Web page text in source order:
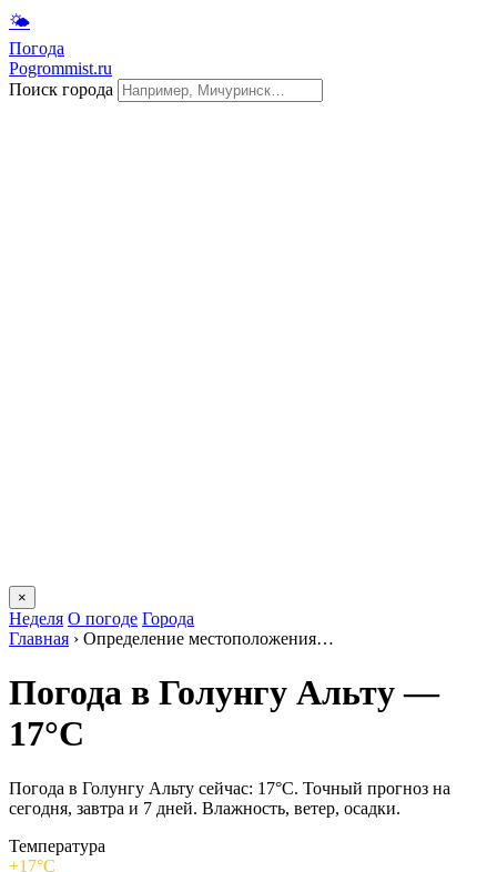
🌤
Погода
Pogrommist.ru
Поиск города
×
Неделя О погоде Города
Главная › Определение местоположения…
Погода в Голунгу Альту —
17°C
Погода в Голунгу Альту сейчас: 17°C. Точный прогноз на
сегодня, завтра и 7 дней. Влажность, ветер, осадки.
Температура
+17°C